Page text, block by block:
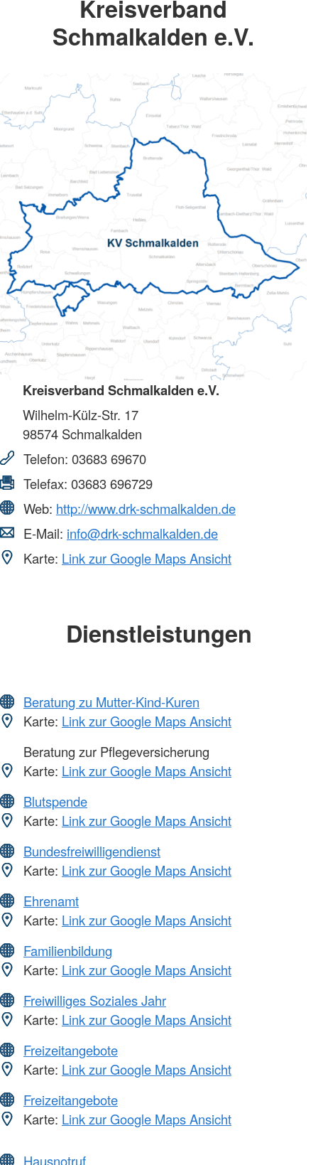
Kreisverband
Schmalkalden e.V.
Kreisverband Schmalkalden e.V.
Wilhelm-Külz-Str. 17
98574 Schmalkalden
Telefon: 03683 69670
Telefax: 03683 696729
Web: http://www.drk-schmalkalden.de
E-Mail: info@drk-schmalkalden.de
Karte: Link zur Google Maps Ansicht
Dienstleistungen
Beratung zu Mutter-Kind-Kuren
Karte: Link zur Google Maps Ansicht
Beratung zur Pflegeversicherung
Karte: Link zur Google Maps Ansicht
Blutspende
Karte: Link zur Google Maps Ansicht
Bundesfreiwilligendienst
Karte: Link zur Google Maps Ansicht
Ehrenamt
Karte: Link zur Google Maps Ansicht
Familienbildung
Karte: Link zur Google Maps Ansicht
Freiwilliges Soziales Jahr
Karte: Link zur Google Maps Ansicht
Freizeitangebote
Karte: Link zur Google Maps Ansicht
Freizeitangebote
Karte: Link zur Google Maps Ansicht
Hausnotruf